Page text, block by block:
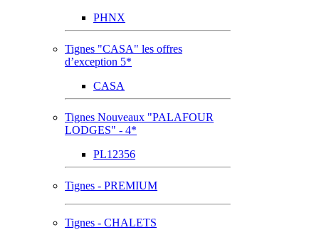
PHNX
Tignes "CASA" les offres
d’exception 5*
CASA
Tignes Nouveaux "PALAFOUR
LODGES" - 4*
PL12356
Tignes - PREMIUM
Tignes - CHALETS